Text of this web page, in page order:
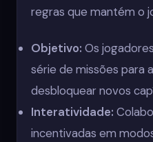
regras que mantém o
Objetivo: Os
série de missões para
desbloquear novos
Interatividade:
incentivadas em